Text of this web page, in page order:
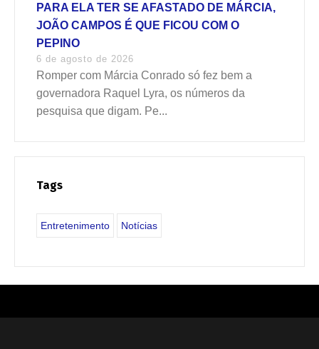
PARA ELA TER SE AFASTADO DE MÁRCIA,
JOÃO CAMPOS É QUE FICOU COM O
PEPINO
6 de agosto de 2026
Romper com Márcia Conrado só fez bem a
governadora Raquel Lyra, os números da
pesquisa que digam. Pe...
Tags
Entretenimento Notícias